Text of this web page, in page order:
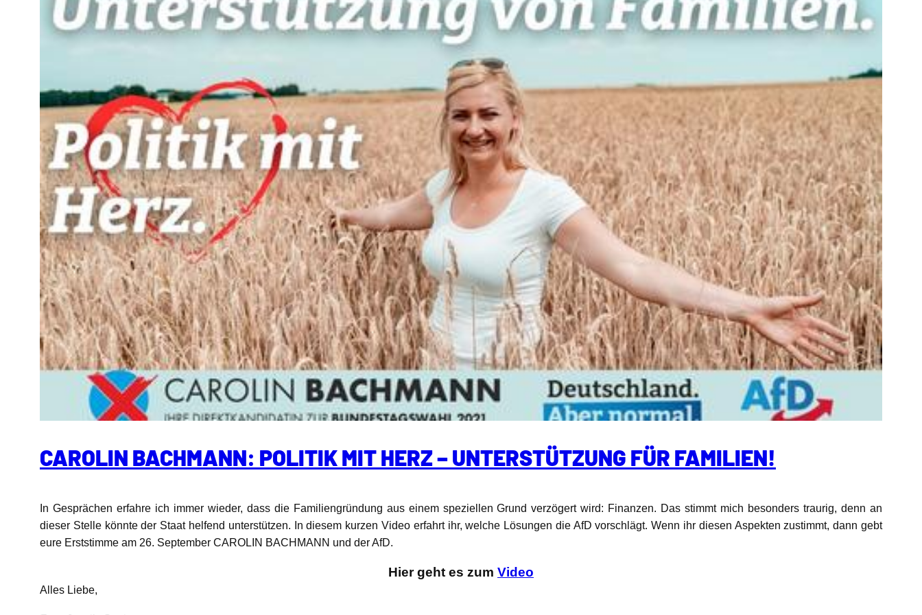
CAROLIN BACHMANN: POLITIK MIT HERZ – UNTERSTÜTZUNG FÜR FAMILIEN!
In Gesprächen erfahre ich immer wieder, dass die Familiengründung aus einem speziellen Grund verzögert wird: Finanzen. Das stimmt mich besonders traurig, denn an
dieser Stelle könnte der Staat helfend unterstützen.
In diesem kurzen Video erfahrt ihr, welche Lösungen die AfD vorschlägt.Wenn ihr diesen Aspekten zustimmt, dann gebt
eure Erststimme am 26. September CAROLIN BACHMANN und der AfD.
Hier geht es zum Video
Alles Liebe,